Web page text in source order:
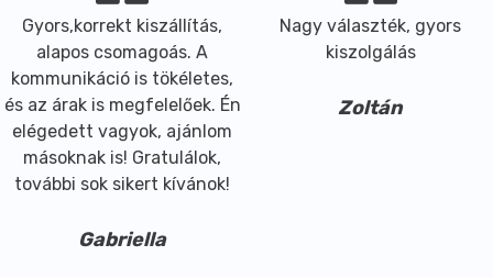
Gyors,korrekt kiszállítás,
alapos csomagoás. A
kommunikáció is tökéletes,
és az árak is megfelelőek. Én
elégedett vagyok, ajánlom
másoknak is! Gratulálok,
további sok sikert kívánok!
Gabriella
Nagy választék, gyors
kiszolgálás
Zoltán